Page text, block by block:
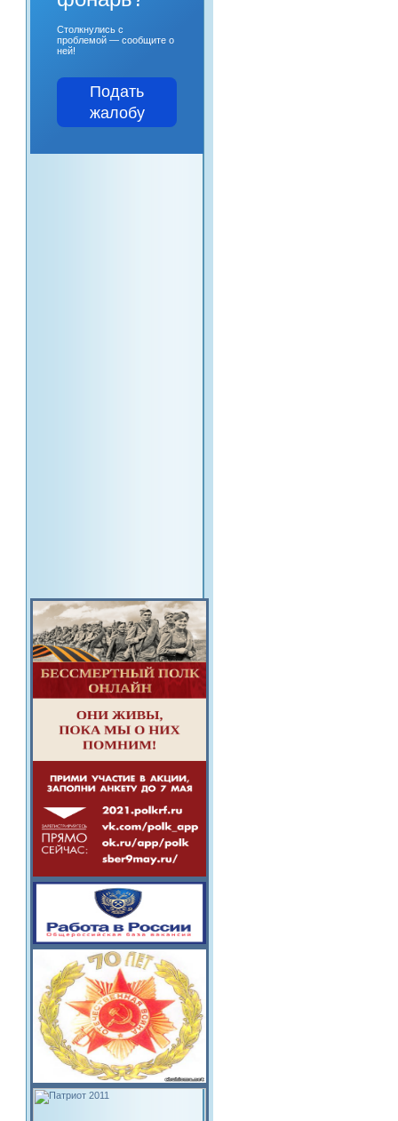
Столкнулись с
проблемой — сообщите о
ней!
Подать
жалобу